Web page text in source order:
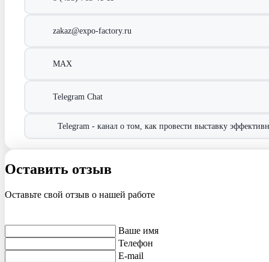
zakaz@expo-factory.ru
MAX
Telegram Chat
Telegram - канал о том, как провести выставку
Оставить отзыв
Оставьте свой отзыв о нашей работе
Ваше имя
Телефон
E-mail